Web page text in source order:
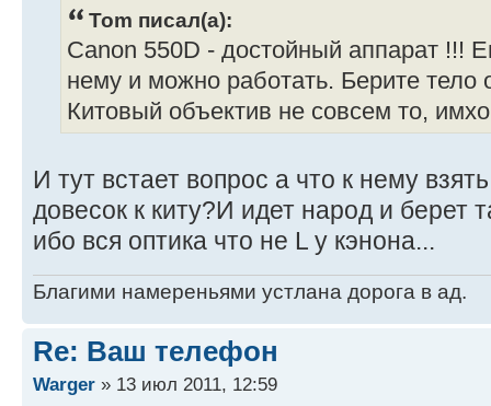
Tom писал(а):
Canon 550D - достойный аппарат !!!
нему и можно работать. Берите тело
Китовый объектив не совсем то,
И тут встает вопрос а что к нему
довесок к киту?И идет народ и берет
ибо вся оптика что не L у кэнона...
Благими намереньями устлана дорога в ад.
Re: Ваш телефон
Warger » 13 июл 2011, 12:59